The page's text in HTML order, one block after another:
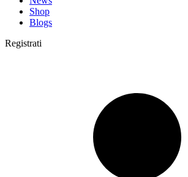
Shop
Blogs
Registrati